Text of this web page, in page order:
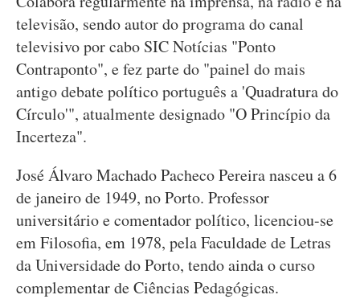
televisão, sendo autor do programa do canal
televisivo por cabo SIC Notícias "Ponto
Contraponto", e fez parte do "painel do mais
antigo debate político português a 'Quadratura do
Círculo'", atualmente designado "O Princípio da
Incerteza".
José Álvaro Machado Pacheco Pereira nasceu a 6
de janeiro de 1949, no Porto. Professor
universitário e comentador político, licenciou-se
em Filosofia, em 1978, pela Faculdade de Letras
da Universidade do Porto, tendo ainda o curso
complementar de Ciências Pedagógicas.